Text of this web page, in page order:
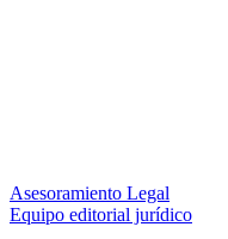
Asesoramiento Legal
Equipo editorial jurídico